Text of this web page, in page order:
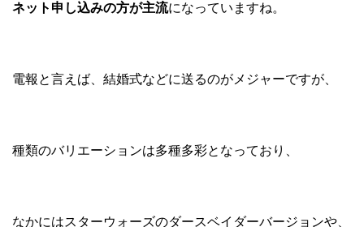
ネット申し込みの方が主流になっていますね。
電報と言えば、結婚式などに送るのがメジャーですが、
種類のバリエーションは多種多彩となっており、
なかにはスターウォーズのダースベイダーバージョンや、